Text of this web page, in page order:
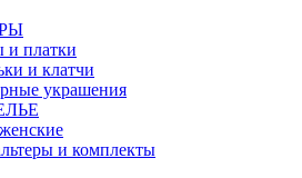
платки
и клатчи
украшения
и комплекты